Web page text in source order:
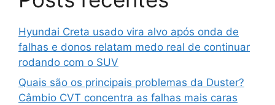
Hyundai Creta usado vira alvo após onda de
falhas e donos relatam medo real de continuar
rodando com o SUV
Quais são os principais problemas da Duster?
Câmbio CVT concentra as falhas mais caras